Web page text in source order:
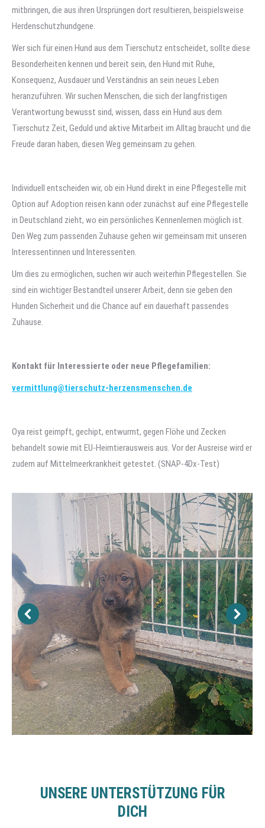
mitbringen, die aus ihren Ursprüngen dort resultieren, beispielsweise
Herdenschutzhundgene.
Wer sich für einen Hund aus dem Tierschutz entscheidet, sollte diese
Besonderheiten kennen und bereit sein, den Hund mit Ruhe,
Konsequenz, Ausdauer und Verständnis an sein neues Leben
heranzuführen. Wir suchen Menschen, die sich der langfristigen
Verantwortung bewusst sind, wissen, dass ein Hund aus dem
Tierschutz Zeit, Geduld und aktive Mitarbeit im Alltag braucht und die
Freude daran haben, diesen Weg gemeinsam zu gehen.
Individuell entscheiden wir, ob ein Hund direkt in eine Pflegestelle mit
Option auf Adoption reisen kann oder zunächst auf eine Pflegestelle
in Deutschland zieht, wo ein persönliches Kennenlernen möglich ist.
Den Weg zum passenden Zuhause gehen wir gemeinsam mit unseren
Interessentinnen und Interessenten.
Um dies zu ermöglichen, suchen wir auch weiterhin Pflegestellen. Sie
sind ein wichtiger Bestandteil unserer Arbeit, denn sie geben den
Hunden Sicherheit und die Chance auf ein dauerhaft passendes
Zuhause.
Kontakt für Interessierte oder neue Pflegefamilien:
vermittlung@tierschutz-herzensmenschen.de
Oya reist geimpft, gechipt, entwurmt, gegen Flöhe und Zecken
behandelt sowie mit EU-Heimtierausweis aus. Vor der Ausreise wird er
zudem auf Mittelmeerkrankheit getestet. (SNAP-4Dx-Test)
UNSERE UNTERSTÜTZUNG FÜR
DICH